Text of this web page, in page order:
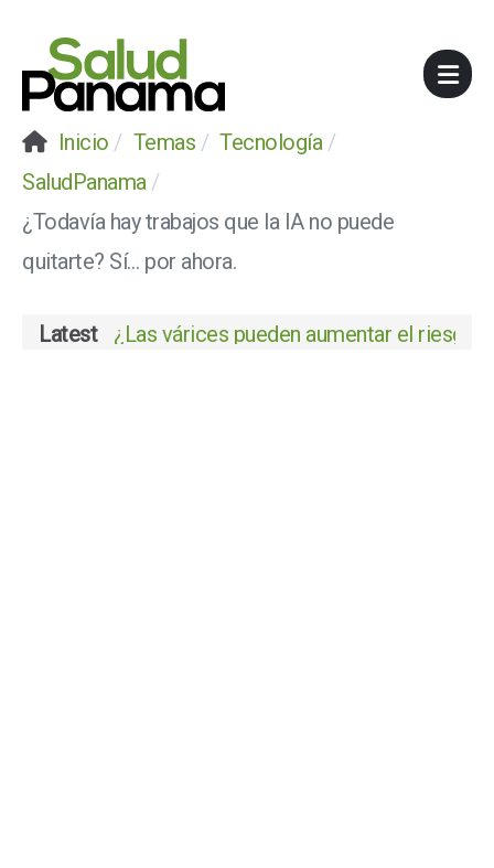
Inicio Temas
Tecnología
SaludPanama
¿Todavía hay trabajos que la IA no puede
quitarte? Sí… por ahora.
Latest ¿Las várices pueden aumentar el riesgo